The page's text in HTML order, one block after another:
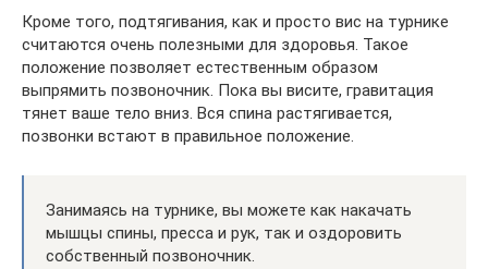
Кроме того, подтягивания, как и просто вис на турнике
считаются очень полезными для здоровья. Такое
положение позволяет естественным образом
выпрямить позвоночник. Пока вы висите, гравитация
тянет ваше тело вниз. Вся спина растягивается,
позвонки встают в правильное положение.
Занимаясь на турнике, вы можете как накачать
мышцы спины, пресса и рук, так и оздоровить
собственный позвоночник.